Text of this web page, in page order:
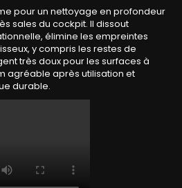
pour un nettoyage en profondeur
sales du cockpit. Il dissout
élimine les empreintes
y compris les restes de
très doux pour les surfaces à
agréable après utilisation et
durable.